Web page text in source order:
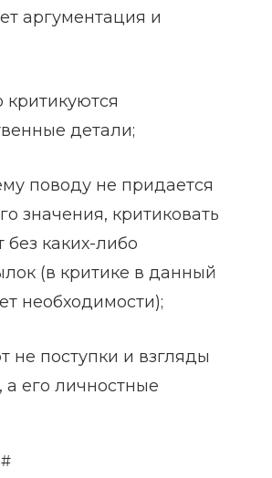
аргументация и
критикуются
детали;
поводу не придается
значения, критиковать
каких-либо
(в критике в данный
необходимости);
не поступки и взгляды
а его личностные